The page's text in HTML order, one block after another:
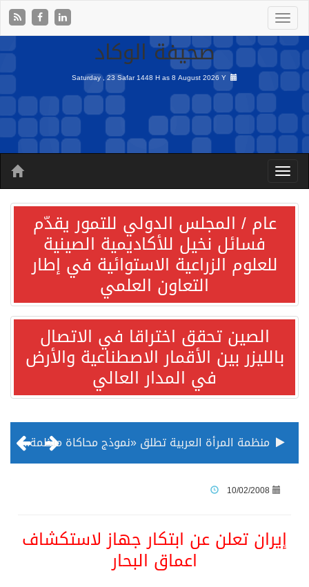
صحيفة الوكاد
Saturday , 23 Safar 1448 H as8 August 2026 Y
عام / المجلس الدولي للتمور يقدّم
فسائل نخيل للأكاديمية الصينية
للعلوم الزراعية الاستوائية في إطار
التعاون العلمي
الصين تحقق اختراقا في الاتصال
بالليزر بين الأقمار الاصطناعية والأرض
في المدار العالي
منظمة المرأة العربية تطلق «نموذج محاكاة منظمة المرأة العربية للشباب» بمشاركة 10 دول عربية..غدًا
10/02/2008
إيران تعلن عن ابتكار جهاز لاستكشاف
اعماق البحار